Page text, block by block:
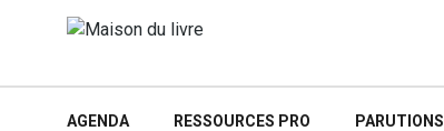
AGENDA RESSOURCES PRO PARUTIONS